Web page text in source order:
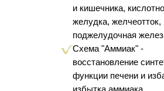
и кишечника,
желудка, желчеотток,
поджелудочная
Схема "Аммиак" -
восстановление
функции печени и
избытка аммиака